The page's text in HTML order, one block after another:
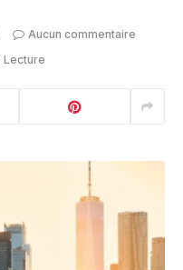
Aucun commentaire
Lecture